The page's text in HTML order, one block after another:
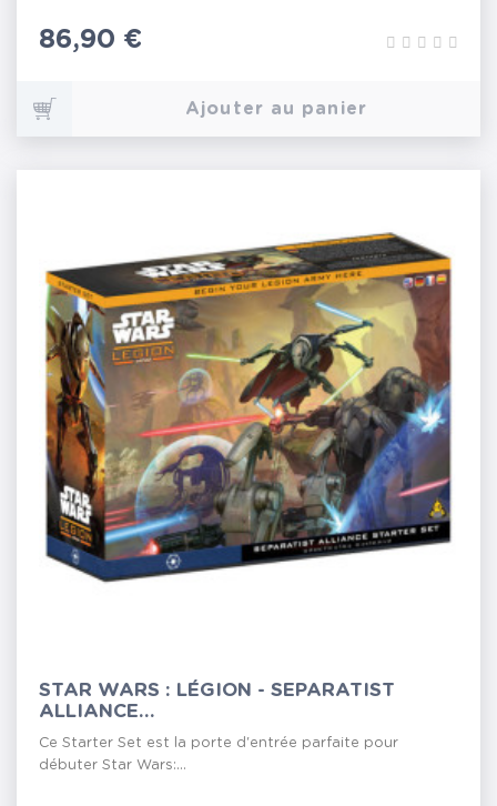
Prix
86,90 €
Ajouter au panier
STAR WARS : LÉGION - SEPARATIST
ALLIANCE...
Ce Starter Set est la porte d'entrée parfaite pour
débuter Star Wars:...